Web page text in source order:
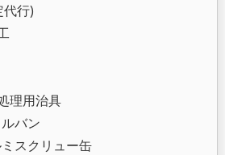
行)
理用治具
バン
スクリュー缶